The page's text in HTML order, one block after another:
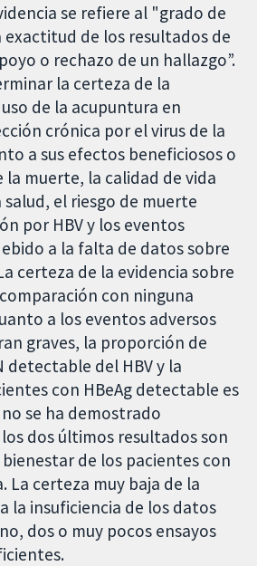
se refiere al "grado de
de los resultados de
o rechazo de un hallazgo”.
la certeza de la
de la acupuntura en
crónica por el virus de la
a sus efectos beneficiosos o
la muerte, la calidad de vida
el riesgo de muerte
por HBV y los eventos
a la falta de datos sobre
certeza de la evidencia sobre
con ninguna
a los eventos adversos
graves, la proporción de
detectable del HBV y la
con HBeAg detectable es
se ha demostrado
dos últimos resultados son
de los pacientes con
La certeza muy baja de la
la insuficiencia de los datos
dos o muy pocos ensayos